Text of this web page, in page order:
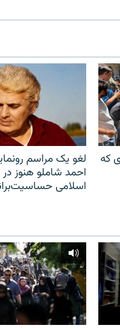
که
لغو یک مراسم
احمد شاملو هنوز
اسلامی